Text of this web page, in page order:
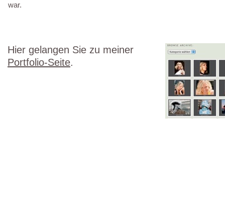
Hier gelangen Sie zu meiner
Portfolio-Seite.
war.